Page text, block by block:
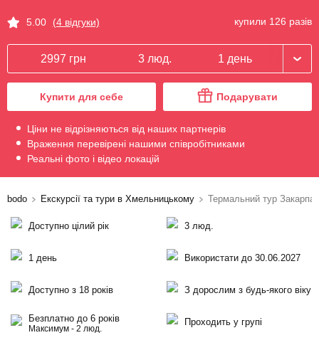
5.00 (4 відгуки) купили 126 разів
2997 грн 3 люд. 1 день
Купити для себе Подарувати
Ціни не відрізняються від наших партнерів
Враження перевірені нашими співробітниками
Реальні фото і відео локацій
bodo Екскурсії та тури в Хмельницькому Термальний тур
Доступно цілий рік 3 люд.
1 день Використати до 30.06.2027
Доступно з 18 років З дорослим з будь-якого віку
Безплатно до 6 років
Максимум - 2 люд.
Проходить у групі